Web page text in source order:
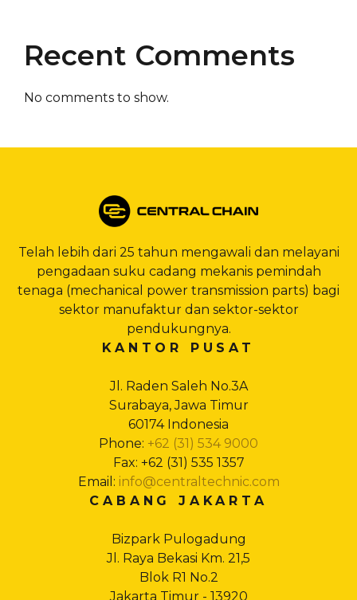
Recent Comments
No comments to show.
Telah lebih dari 25 tahun mengawali dan melayani
pengadaan suku cadang mekanis pemindah
tenaga (mechanical power transmission parts) bagi
sektor manufaktur dan sektor-sektor
pendukungnya.
KANTOR PUSAT
Jl. Raden Saleh No.3A
Surabaya, Jawa Timur
60174 Indonesia
Phone: +62 (31) 534 9000
Fax: +62 (31) 535 1357
Email: info@centraltechnic.com
CABANG JAKARTA
Bizpark Pulogadung
Jl. Raya Bekasi Km. 21,5
Blok R1 No.2
Jakarta Timur - 13920